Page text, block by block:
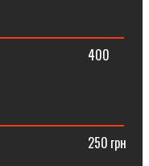
грн